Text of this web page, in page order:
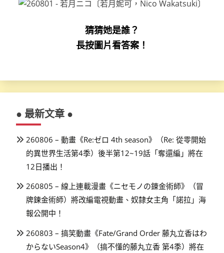
猜猜她是誰？
長按圖片看答案！
● 最新文章 ●
260806 – 動畫《Re:ゼロ 4th season》（Re: 從零開始
的異世界生活第4季）後半第12~19話「奪還編」將在
12日播出！
260805 – 線上連載漫畫《ニセモノの錬金術師》（冒
牌鍊金術師）將改編電視動畫、奴隸女主角「諾拉」海
報公開中！
260803 – 搞笑動畫《Fate/Grand Order 藤丸立香はわ
からないSeason4》（搞不懂的藤丸立香 第4季）將在